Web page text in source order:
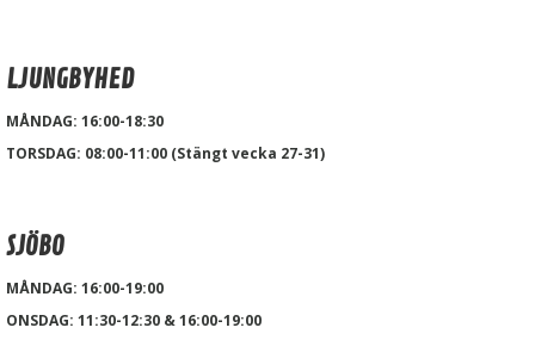
LJUNGBYHED
MÅNDAG: 16:00-18:30
TORSDAG: 08:00-11:00 (Stängt vecka 27-31)
SJÖBO
MÅNDAG: 16:00-19:00
ONSDAG: 11:30-12:30 & 16:00-19:00